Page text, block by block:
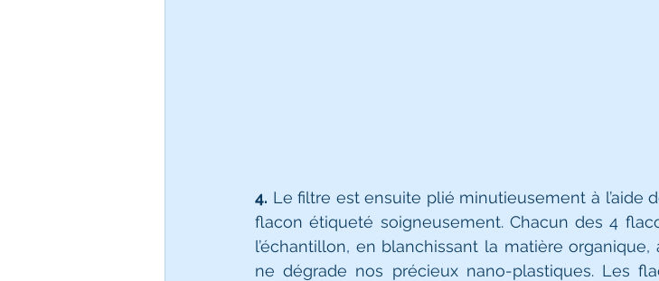
4. Le filtre est ensuite plié minutieusement à l’aide
flacon étiqueté soigneusement. Chacun des 4
l’échantillon, en blanchissant la matière organique,
ne dégrade nos précieux nano-plastiques. Les